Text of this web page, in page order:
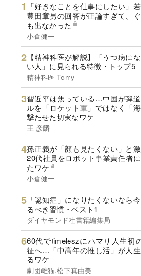
「好きなことを仕事にしたい」
豊田章男の回答が正論すぎて、
も出なかった
小倉健一
【精神科医が解説】「うつ病に
い人」に見られる特徴・トップ5
精神科医 Tomy
習近平は焦っている…中国が弾
ルを「ロケット軍」ではなく「
撃たせた切実なワケ
王 彦麟
孫正義が「顔も見たくない」と
20代社員をロボット事業責任者
たワケ
小倉健一
「認知症」になりたくないなら
るべき習慣・ベスト1
ダイヤモンド社書籍編集局
60代でtimeleszにハマり人生初
征へ…「中高年の推し活」が人生
るワケ
劇団雌猫,松下真由美